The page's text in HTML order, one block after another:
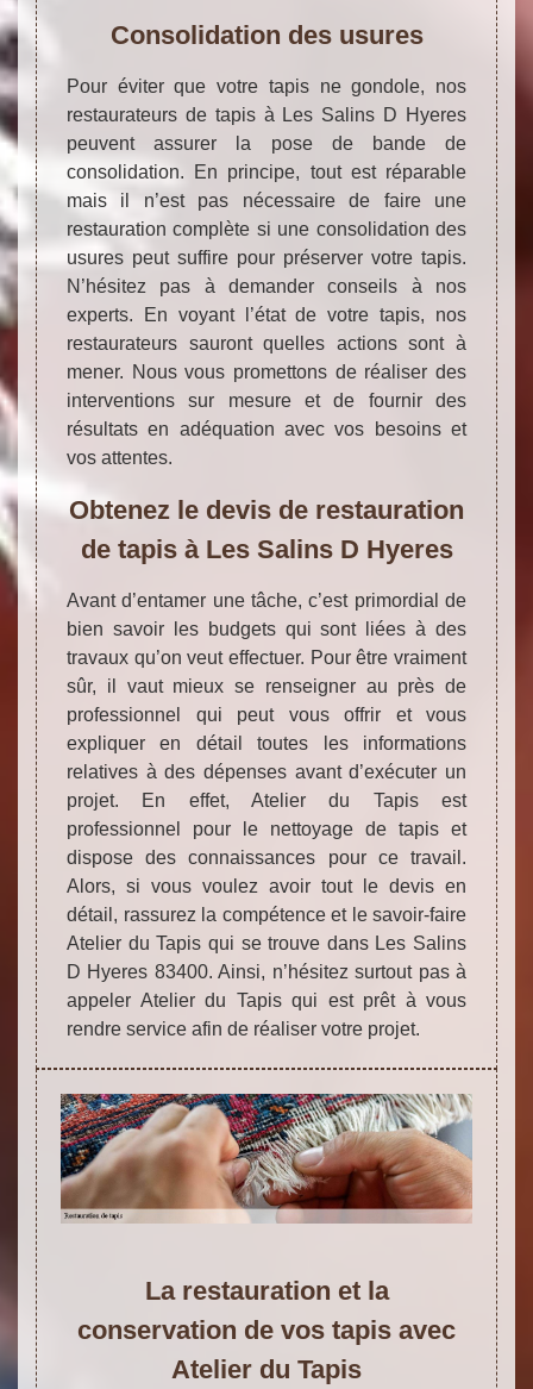
Consolidation des usures
Pour éviter que votre tapis ne gondole, nos
restaurateurs de tapis à Les Salins D Hyeres
peuvent assurer la pose de bande de
consolidation. En principe, tout est réparable
mais il n’est pas nécessaire de faire une
restauration complète si une consolidation des
usures peut suffire pour préserver votre tapis.
N’hésitez pas à demander conseils à nos
experts. En voyant l’état de votre tapis, nos
restaurateurs sauront quelles actions sont à
mener. Nous vous promettons de réaliser des
interventions sur mesure et de fournir des
résultats en adéquation avec vos besoins et
vos attentes.
Obtenez le devis de restauration
de tapis à Les Salins D Hyeres
Avant d’entamer une tâche, c’est primordial de
bien savoir les budgets qui sont liées à des
travaux qu’on veut effectuer. Pour être vraiment
sûr, il vaut mieux se renseigner au près de
professionnel qui peut vous offrir et vous
expliquer en détail toutes les informations
relatives à des dépenses avant d’exécuter un
projet. En effet, Atelier du Tapis est
professionnel pour le nettoyage de tapis et
dispose des connaissances pour ce travail.
Alors, si vous voulez avoir tout le devis en
détail, rassurez la compétence et le savoir-faire
Atelier du Tapis qui se trouve dans Les Salins
D Hyeres 83400. Ainsi, n’hésitez surtout pas à
appeler Atelier du Tapis qui est prêt à vous
rendre service afin de réaliser votre projet.
La restauration et la
conservation de vos tapis avec
Atelier du Tapis